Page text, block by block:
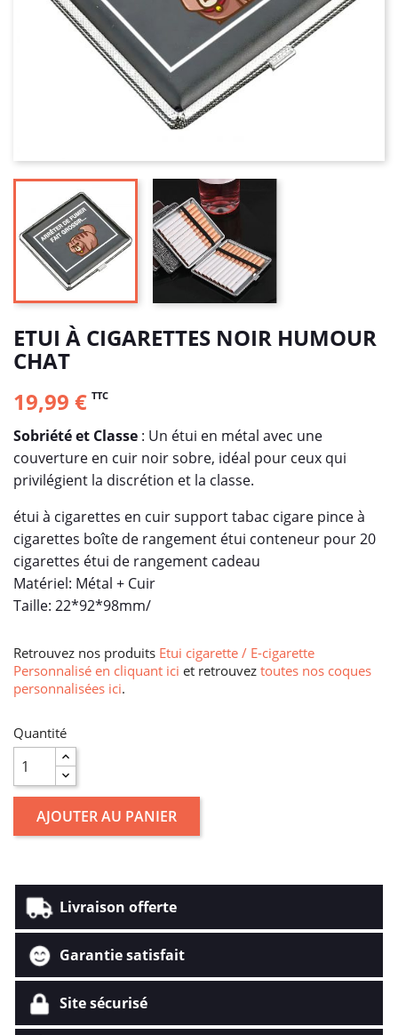
ETUI À CIGARETTES NOIR HUMOUR
CHAT
19,99 € TTC
Sobriété et Classe : Un étui en métal avec une
couverture en cuir noir sobre, idéal pour ceux qui
privilégient la discrétion et la classe.
étui à cigarettes en cuir support tabac cigare pince à
cigarettes boîte de rangement étui conteneur pour 20
cigarettes étui de rangement cadeau
Matériel: Métal + Cuir
Taille: 22*92*98mm/
Retrouvez nos produits Etui cigarette / E-cigarette
Personnalisé en cliquant ici et retrouvez toutes nos coques
personnalisées ici.
Quantité
AJOUTER AU PANIER
Livraison offerte
Garantie satisfait
Site sécurisé